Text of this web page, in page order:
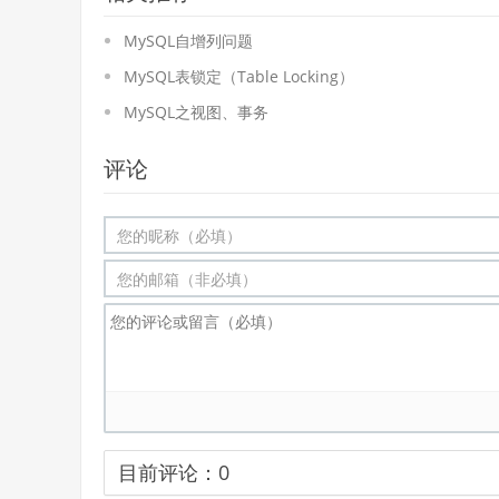
MySQL自增列问题
MySQL表锁定（Table Locking）
MySQL之视图、事务
评论
目前评论： 0